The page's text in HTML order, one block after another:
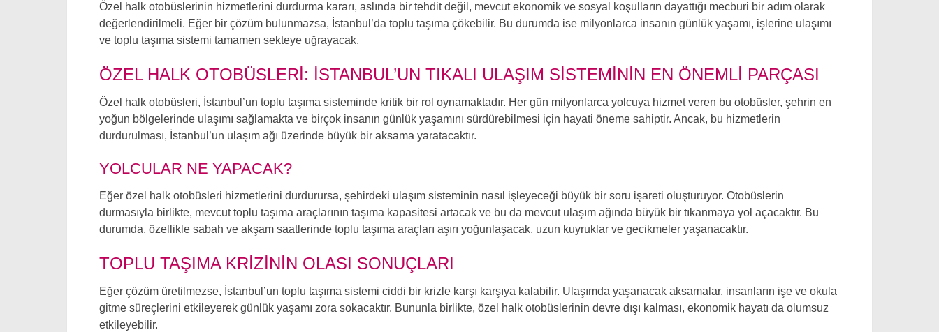
Özel halk otobüslerinin hizmetlerini durdurma kararı, aslında bir tehdit değil, mevcut ekonomik ve sosyal koşulların dayattığı mecburi bir adım olarak
değerlendirilmeli. Eğer bir çözüm bulunmazsa, İstanbul’da toplu taşıma çökebilir. Bu durumda ise milyonlarca insanın günlük yaşamı, işlerine ulaşımı
ve toplu taşıma sistemi tamamen sekteye uğrayacak.
ÖZEL HALK OTOBÜSLERI: İSTANBUL’UN TIKALI ULAŞIM SISTEMININ EN ÖNEMLI PARÇASI
Özel halk otobüsleri, İstanbul’un toplu taşıma sisteminde kritik bir rol oynamaktadır. Her gün milyonlarca yolcuya hizmet veren bu otobüsler, şehrin en
yoğun bölgelerinde ulaşımı sağlamakta ve birçok insanın günlük yaşamını sürdürebilmesi için hayati öneme sahiptir. Ancak, bu hizmetlerin
durdurulması, İstanbul’un ulaşım ağı üzerinde büyük bir aksama yaratacaktır.
YOLCULAR NE YAPACAK?
Eğer özel halk otobüsleri hizmetlerini durdurursa, şehirdeki ulaşım sisteminin nasıl işleyeceği büyük bir soru işareti oluşturuyor. Otobüslerin
durmasıyla birlikte, mevcut toplu taşıma araçlarının taşıma kapasitesi artacak ve bu da mevcut ulaşım ağında büyük bir tıkanmaya yol açacaktır. Bu
durumda, özellikle sabah ve akşam saatlerinde toplu taşıma araçları aşırı yoğunlaşacak, uzun kuyruklar ve gecikmeler yaşanacaktır.
TOPLU TAŞIMA KRIZININ OLASI SONUÇLARI
Eğer çözüm üretilmezse, İstanbul’un toplu taşıma sistemi ciddi bir krizle karşı karşıya kalabilir. Ulaşımda yaşanacak aksamalar, insanların işe ve okula
gitme süreçlerini etkileyerek günlük yaşamı zora sokacaktır. Bununla birlikte, özel halk otobüslerinin devre dışı kalması, ekonomik hayatı da olumsuz
etkileyebilir.